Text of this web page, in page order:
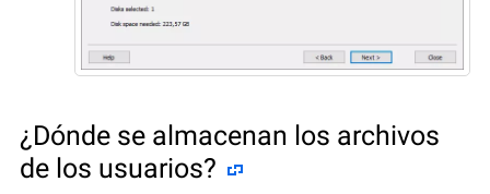
¿Dónde se almacenan los archivos
de los usuarios?